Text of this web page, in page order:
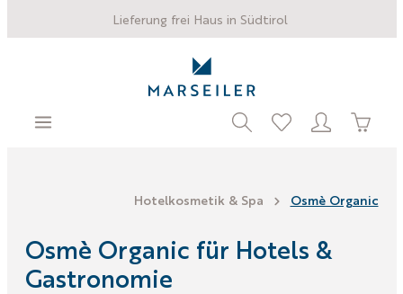
Lieferung frei Haus in Südtirol
Hotelkosmetik & Spa Osmè Organic
Osmè Organic für Hotels &
Gastronomie